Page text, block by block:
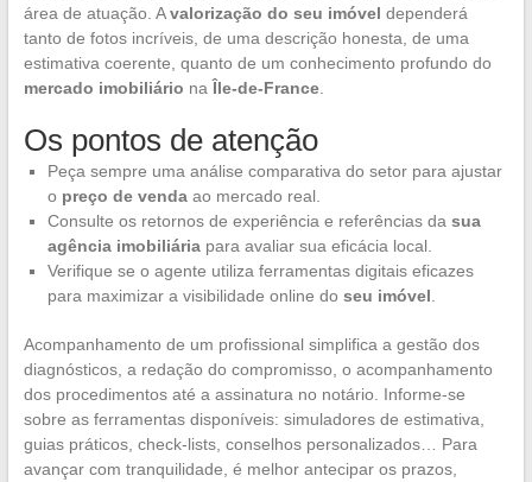
área de atuação. Avalorização do seu imóvel dependerá
tanto de fotos incríveis, de uma descrição honesta, de uma
estimativa coerente, quanto de um conhecimento profundo do
mercado imobiliário na Île-de-France.
Os pontos de atenção
Peça sempre uma análise comparativa do setor para ajustar
o preço de vendaao mercado real.
Consulte os retornos de experiência e referências da sua
agência imobiliáriapara avaliar sua eficácia local.
Verifique se o agente utiliza ferramentas digitais eficazes
para maximizar a visibilidade online do seu imóvel
Acompanhamento de um profissional simplifica a gestão dos
diagnósticos, a redação do compromisso, o acompanhamento
dos procedimentos até a assinatura no notário. Informe-se
sobre as ferramentas disponíveis: simuladores de estimativa,
guias práticos, check-lists, conselhos personalizados… Para
avançar com tranquilidade, é melhor antecipar os prazos,